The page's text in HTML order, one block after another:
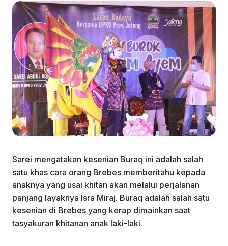
Sarei mengatakan kesenian Buraq ini adalah salah
satu khas cara orang Brebes memberitahu kepada
anaknya yang usai khitan akan melalui perjalanan
panjang layaknya Isra Miraj. Buraq adalah salah satu
kesenian di Brebes yang kerap dimainkan saat
tasyakuran khitanan anak laki-laki.